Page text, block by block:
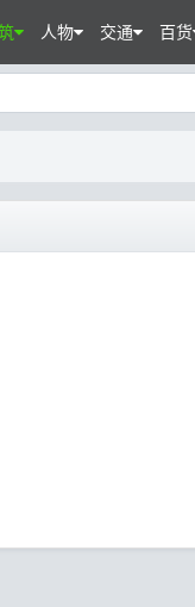
人物 交通 百货